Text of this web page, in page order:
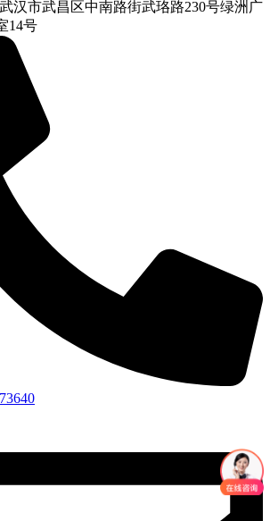
汉市武昌区中南路街武珞路230号绿洲广
14号